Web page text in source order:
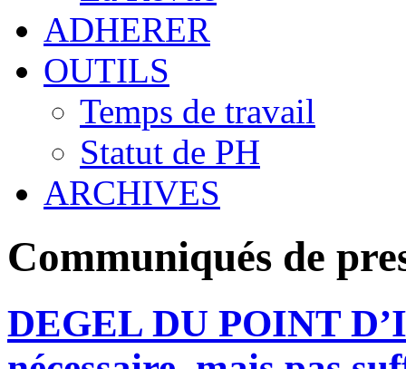
ADHERER
OUTILS
Temps de travail
Statut de PH
ARCHIVES
Communiqués de
DEGEL DU POINT